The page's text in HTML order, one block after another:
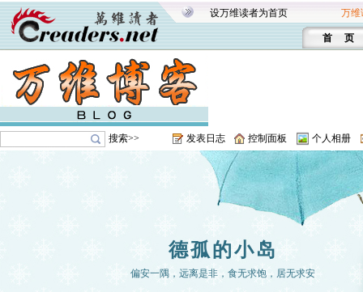
设万维读者为首页 万维
首 页
搜索>> 发表日志 控制面板 个人相册
德孤的小岛
偏安一隅，远离是非，食无求饱，居无求安